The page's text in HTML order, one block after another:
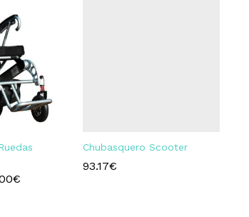
€
Chubasquero Scooter
93.17€